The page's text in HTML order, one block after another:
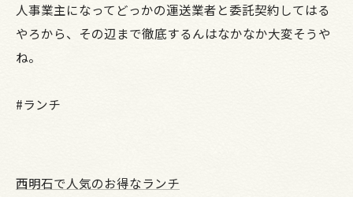
人事業主になってどっかの運送業者と委託契約してはる
やろから、その辺まで徹底するんはなかなか大変そうや
ね。
#ランチ
西明石で人気のお得なランチ